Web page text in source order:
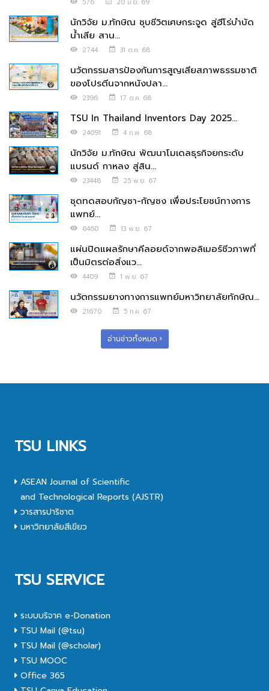
576 20 มิ.ย. 69
นักวิจัย ม.ทักษิณ ชุบชีวิตเศษกระจูด สู่ฮีโร่บำบัด
น้ำเสีย สาน...
2744 31 ต.ค. 68
นวัตกรรมสารป้องกันการสูญเสียสภาพธรรมชาติ
ของโปรตีนจากหนังปลา...
2396 17 ต.ค. 68
TSU In Thailand Inventors Day 2025...
24091 4 ก.พ. 68
นักวิจัย ม.ทักษิณ พัฒนาโมเดลธุรกิจยกระดับ
แบรนด์ กาหลง สู่สิน...
23448 25 พ.ย. 67
ชุดทดสอบกัญชา-กัญชง เพื่อประโยชน์ทางการ
แพทย์...
6460 13 พ.ย. 67
แผ่นปิดแผลรักษาคีลอยด์จากพอลิเมอร์ชีวภาพที่
เป็นมิตรต่อสิ่งแว...
4409 1 พ.ย. 67
นวัตกรรมยางทางการแพทย์มหาวิทยาลัยทักษิณ...
21670 5 ก.ค. 67
อ่านข่าวทั้งหมด
TSU LINKS
ASEAN Journal of Scientific
and Technological Reports (AJSTR)
วารสารปาริชาต
มหาวิทยาลัยสีเขียว
TSU SERVICE
ระบบบริจาค e-Donation
TSU Mail (@tsu)
TSU Mail (@scholar)
TSU MOOC
Office 365